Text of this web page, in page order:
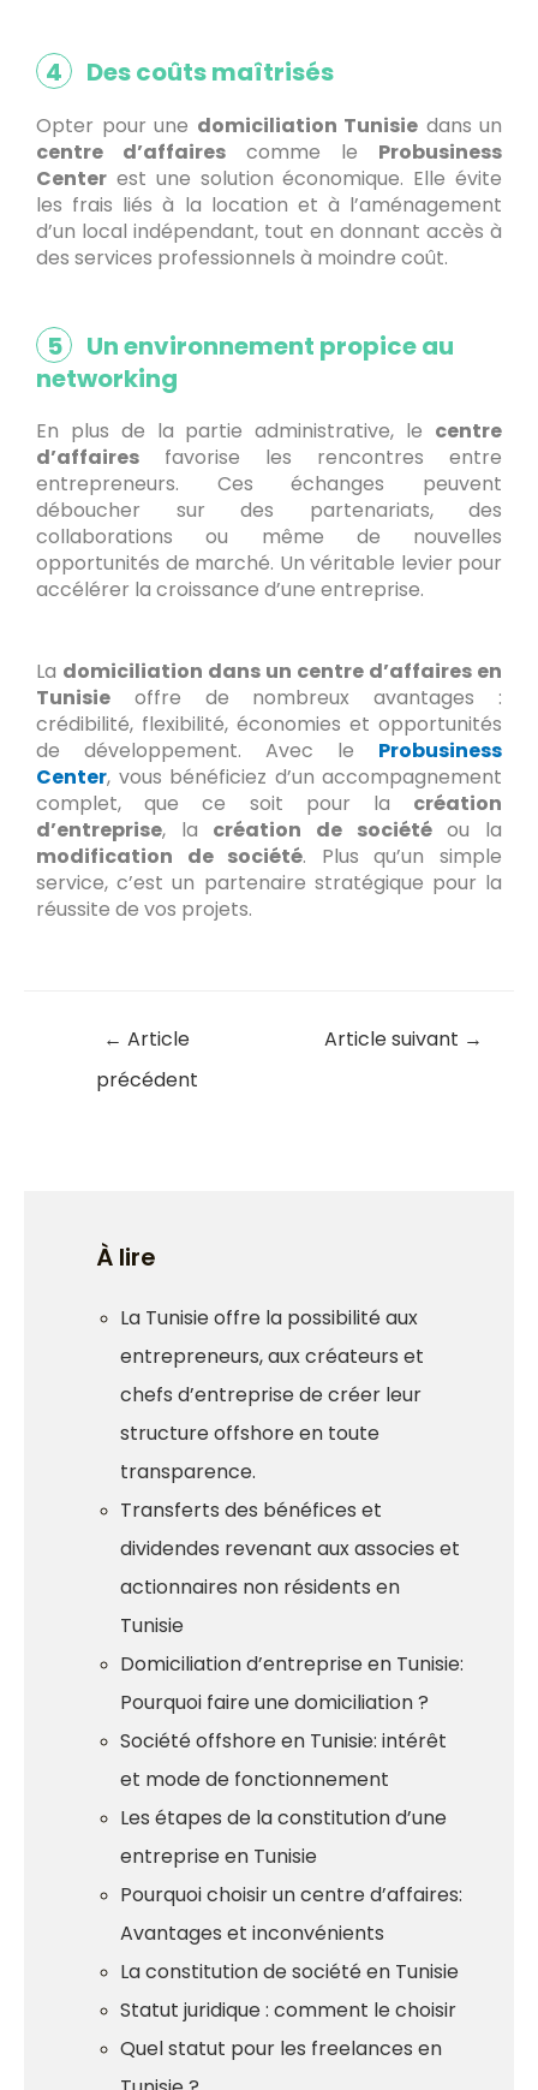
4 Des coûts maîtrisés
Opter pour une domiciliation Tunisie dans un
centre d’affaires comme le Probusiness
Center est une solution économique. Elle évite
les frais liés à la location et à l’aménagement
d’un local indépendant, tout en donnant accès à
des services professionnels à moindre coût.
5
Un environnement propice au
networking
En plus de la partie administrative, le centre
d’affaires favorise les rencontres entre
entrepreneurs. Ces échanges peuvent
déboucher sur des partenariats, des
collaborations ou même de nouvelles
opportunités de marché. Un véritable levier pour
accélérer la croissance d’une entreprise.
La domiciliation dans un centre d’affaires en
Tunisie offre de nombreux avantages :
crédibilité, flexibilité, économies et opportunités
de développement. Avec le Probusiness
Center, vous bénéficiez d’un accompagnement
complet, que ce soit pour la création
d’entreprise, la création de sociétéou la
modification de société. Plus qu’un simple
service, c’est un partenaire stratégique pour la
réussite de vos projets.
← Article
précédent
Article suivant →
À lire
La Tunisie offre la possibilité aux
entrepreneurs, aux créateurs et
chefs d’entreprise de créer leur
structure offshore en toute
transparence.
Transferts des bénéfices et
dividendes revenant aux associes et
actionnaires non résidents en
Tunisie
Domiciliation d’entreprise en Tunisie:
Pourquoi faire une domiciliation ?
Société offshore en Tunisie: intérêt
et mode de fonctionnement
Les étapes de la constitution d’une
entreprise en Tunisie
Pourquoi choisir un centre d’affaires:
Avantages et inconvénients
La constitution de société en Tunisie
Statut juridique : comment le choisir
Quel statut pour les freelances en